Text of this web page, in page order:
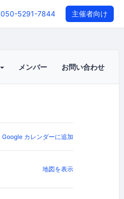
050-5291-7844 主催者向け
メンバー お問い合わせ
Google カレンダーに追加
地図を表示